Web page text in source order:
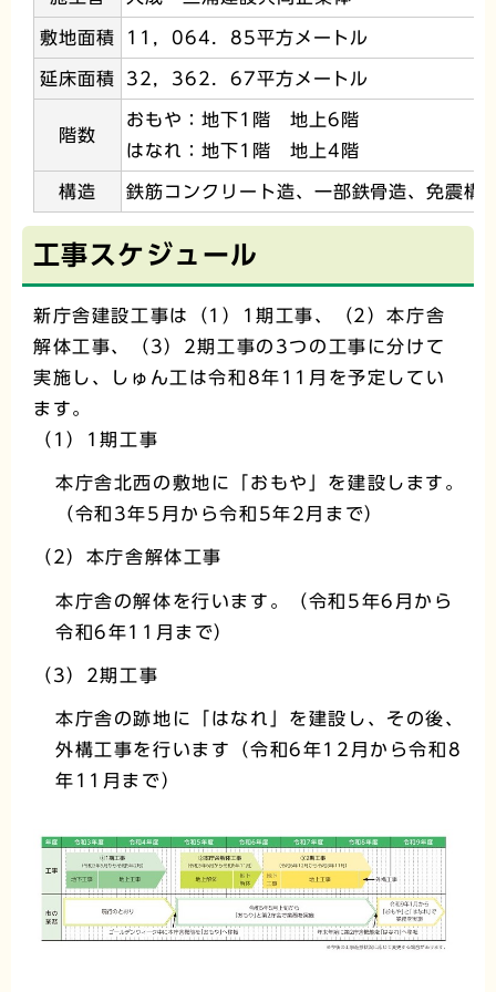
敷地面積 11，064．85平方メートル
延床面積 32，362．67平方メートル
階数
おもや：地下1階 地上6階
はなれ：地下1階 地上4階
構造 鉄筋コンクリート造、一部鉄骨造、免震構
工事スケジュール
新庁舎建設工事は（1）1期工事、（2）本庁舎
解体工事、（3）2期工事の3つの工事に分けて
実施し、しゅん工は令和8年11月を予定してい
ます。
（1）1期工事
本庁舎北西の敷地に「おもや」を建設します。
（令和3年5月から令和5年2月まで）
（2）本庁舎解体工事
本庁舎の解体を行います。（令和5年6月から
令和6年11月まで）
（3）2期工事
本庁舎の跡地に「はなれ」を建設し、その後、
外構工事を行います（令和6年12月から令和8
年11月まで）